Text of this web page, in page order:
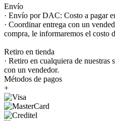
Envío
· Envío por DAC: Costo a pagar
· Coordinar entrega con un
compra, le informaremos el costo
Retiro en tienda
· Retiro en cualquiera de nuestras
con un vendedor.
Métodos de pagos
+